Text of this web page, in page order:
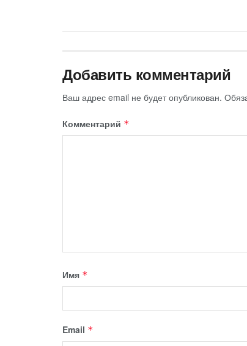
Добавить комментарий
Ваш адрес email не будет опубликован.
Комментарий *
Имя *
Email *